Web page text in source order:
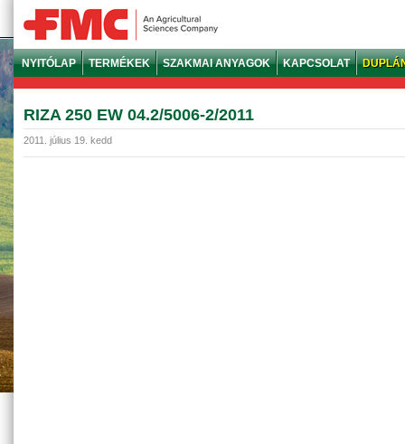
NYITÓLAP TERMÉKEK SZAKMAI ANYAGOK KAPCSOLAT
RIZA 250 EW 04.2/5006-2/2011
2011. július 19. kedd